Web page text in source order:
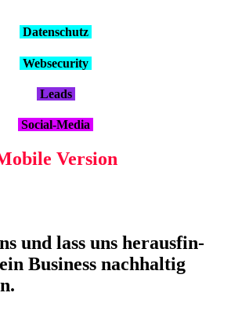
Daten­schutz
Web­se­cu­ri­ty
Leads
Social-Media
Ver­si­on
und lass uns her­aus­fin­
Busi­ness nach­hal­tig